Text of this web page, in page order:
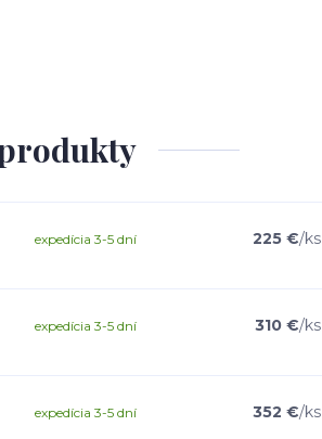
225 €/ks
expedícia 3-5 dní
310 €/ks
expedícia 3-5 dní
352 €/ks
expedícia 3-5 dní